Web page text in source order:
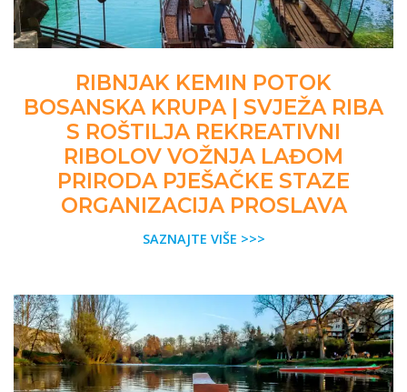
RIBNJAK KEMIN POTOK
BOSANSKA KRUPA | SVJEŽA RIBA
S ROŠTILJA REKREATIVNI
RIBOLOV VOŽNJA LAĐOM
PRIRODA PJEŠAČKE STAZE
ORGANIZACIJA PROSLAVA
SAZNAJTE VIŠE >>>